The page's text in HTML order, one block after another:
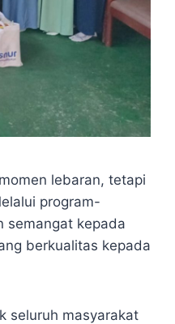
lebaran, tetapi
program-
semangat kepada
berkualitas kepada
seluruh masyarakat